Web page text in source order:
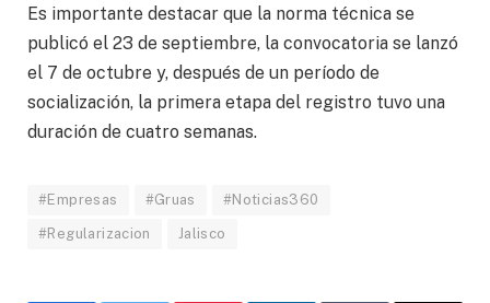
Es importante destacar que la norma técnica se
publicó el 23 de septiembre, la convocatoria se lanzó
el 7 de octubre y, después de un período de
socialización, la primera etapa del registro tuvo una
duración de cuatro semanas.
#Empresas #Gruas #Noticias360
#Regularizacion Jalisco